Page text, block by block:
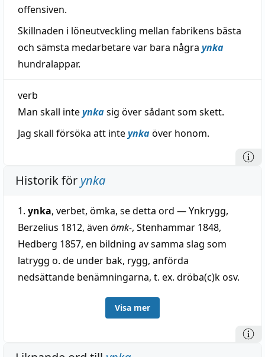
offensiven.
Skillnaden i löneutveckling mellan fabrikens bästa
och sämsta medarbetare var bara några ynka
hundralappar.
verb
Man skall inteynkasig över sådant som skett.
Jag skall försöka att inteynkaöver honom.
Historik för ynka
1. ynka, verbet, ömka, se detta ord — Ynkrygg,
Berzelius 1812, även ömk-, Stenhammar 1848,
Hedberg 1857, en bildning av samma slag som
latrygg o. de under bak, rygg, anförda
nedsättande benämningarna, t. ex. dröba(c)k osv.
, sydsvensk dialektform (Skå., Hall. o. Blek.),
enda; stundom även i sydsvensk litteratur - äldre
Visa mer